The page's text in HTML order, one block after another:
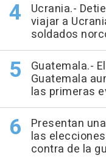
Ucrania.-
viajar a
soldados
Guatemala.-
Guatemala
las primeras
Presentan
las
contra de la